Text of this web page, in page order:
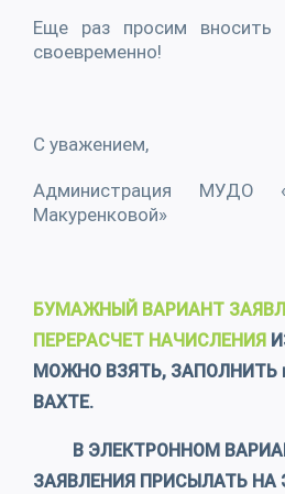
Еще раз просим вносить
своевременно!
С уважением,
Администрация
Макуренковой»
БУМАЖНЫЙ ВАРИАНТ
ПЕРЕРАСЧЕТ НАЧИСЛЕНИЯ
МОЖНО ВЗЯТЬ, ЗАПОЛНИТЬ
ВАХТЕ.
В ЭЛЕКТРОННОМ
ЗАЯВЛЕНИЯ ПРИСЫЛАТЬ НА